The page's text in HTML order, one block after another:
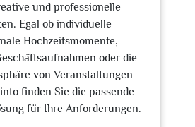
und professionelle
Egal ob individuelle
Hochzeitsmomente,
oder die
von Veranstaltungen –
finden Sie die passende
für Ihre Anforderungen.